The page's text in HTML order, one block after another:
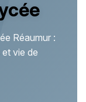
Réaumur :
vie de